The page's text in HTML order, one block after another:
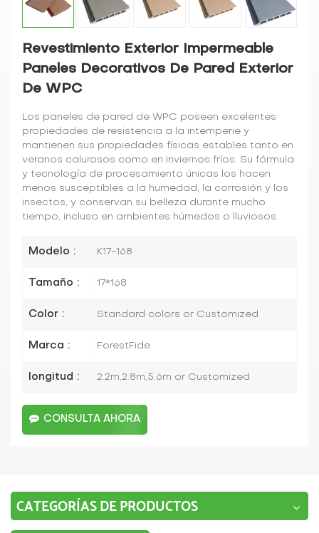
Revestimiento Exterior Impermeable
Paneles Decorativos De Pared Exterior
De WPC
Los paneles de pared de WPC poseen excelentes
propiedades de resistencia a la intemperie y
mantienen sus propiedades físicas estables tanto en
veranos calurosos como en inviernos fríos. Su fórmula
y tecnología de procesamiento únicas los hacen
menos susceptibles a la humedad, la corrosión y los
insectos, y conservan su belleza durante mucho
tiempo, incluso en ambientes húmedos o lluviosos.
Modelo : K17-168
Tamaño : 17*168
Color : Standard colors or Customized
Marca : ForestFide
longitud : 2.2m,2.8m,5.6m or Customized
CONSULTA AHORA
CATEGORÍAS DE PRODUCTOS